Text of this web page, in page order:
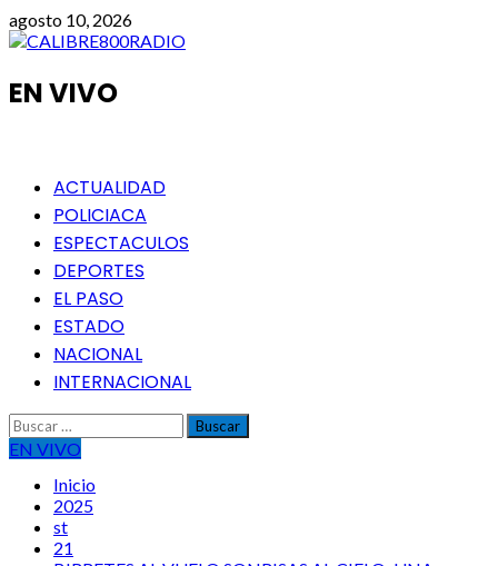
Saltar
al
agosto 10, 2026
EN VIVO
Menú
principal
ACTUALIDAD
POLICIACA
ESPECTACULOS
DEPORTES
EL PASO
ESTADO
NACIONAL
INTERNACIONAL
Buscar:
EN VIVO
Inicio
2025
st
21